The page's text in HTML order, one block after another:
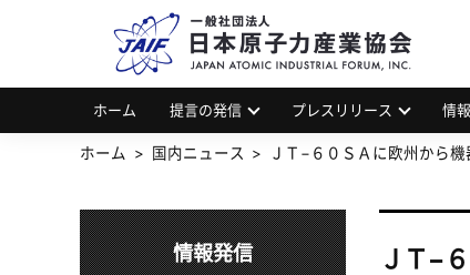
ホーム 提言の発信 プレスリリース 情
ホーム 国内ニュース ＪＴ−６０ＳＡに欧州から
ＪＴ−
情報発信